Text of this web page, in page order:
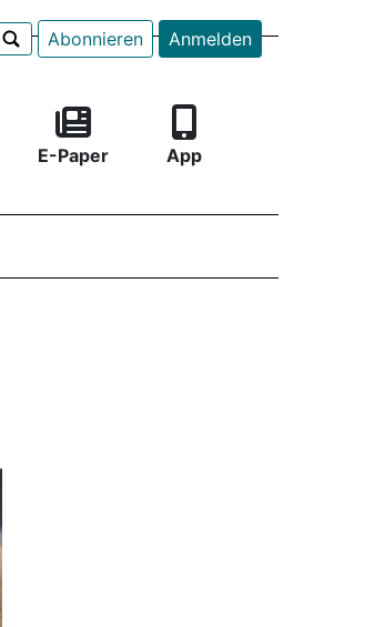
Abonnieren Anmelden
E-Paper App